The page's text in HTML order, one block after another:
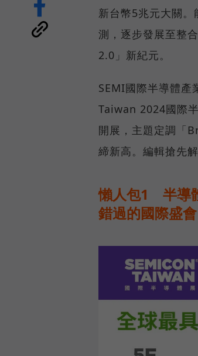
新台幣5兆元大關
測，逐步發展至整
2.0」新紀元。
SEMI國際半導體產
Taiwan 2024國際
開展，主題定調「
締新高。編輯搶先
懶人包1 半導
錯過的國際盛會